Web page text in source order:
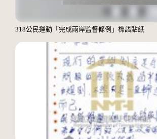
318公民運動「完成兩岸監督條例」標語貼紙